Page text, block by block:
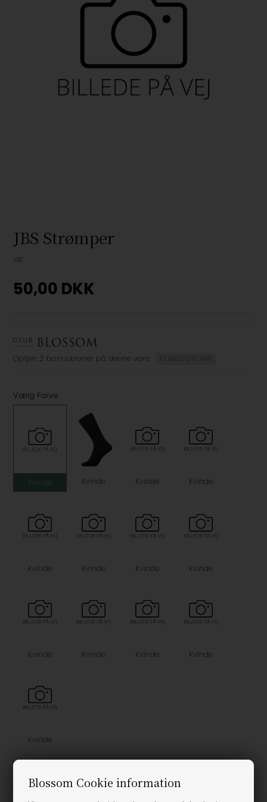
Blossom Cookie information
JBS Strømper
JBS
50,00 DKK
Optjen 2 bonuskroner på denne vare TILMELD DIG HER
Vælg Farve
Kvinde Kvinde Kvinde Kvinde
Kvinde Kvinde Kvinde Kvinde
Kvinde Kvinde Kvinde Kvinde
Kvinde
Vælg Størrelse
40-47